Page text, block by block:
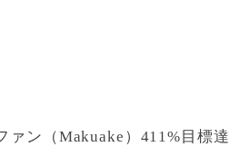
ァン（Makuake）411%目標達